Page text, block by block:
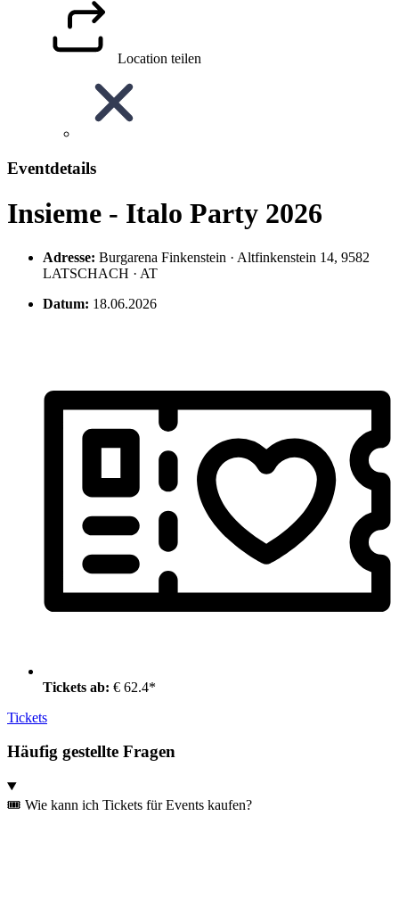
Location teilen
Eventdetails
Insieme - Italo Party 2026
Adresse: Burgarena Finkenstein · Altfinkenstein 14, 9582
LATSCHACH · AT
Datum: 18.06.2026
Tickets ab: € 62.4*
Tickets
Häufig gestellte Fragen
🎟️ Wie kann ich Tickets für Events kaufen?